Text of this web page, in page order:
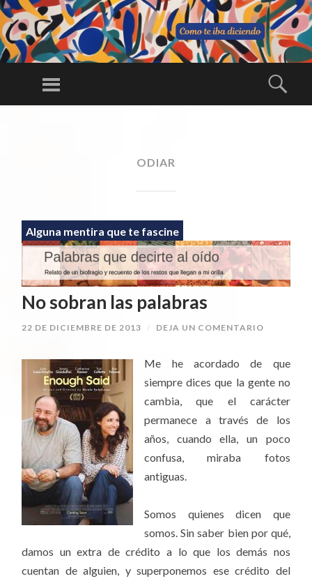
C
E
N
D
O
Una larga
Menú
ODIAR
Alguna mentira que te fascine
No sobran las palabras
22 DE DICIEMBRE DE 2013 / DEJA UN COMENTARIO
Me he acordado de que
siempre dices que la gente no
cambia, que el carácter
permanece a través de los
años, cuando ella, un poco
confusa, miraba fotos
antiguas.
Somos quienes dicen que
somos. Sin saber bien por qué,
damos un extra de crédito a lo que los demás nos
cuentan de alguien, y superponemos ese crédito del